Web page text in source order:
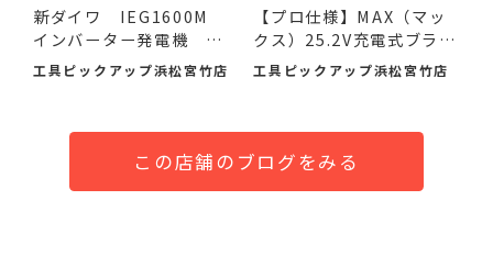
新ダイワ IEG1600M
インバーター発電機 入
荷し...
工具ピックアップ浜松宮竹店
【プロ仕様】MAX（マッ
クス）25.2V充電式ブラシ
レ...
工具ピックアップ浜松宮竹店
この店舗のブログをみる